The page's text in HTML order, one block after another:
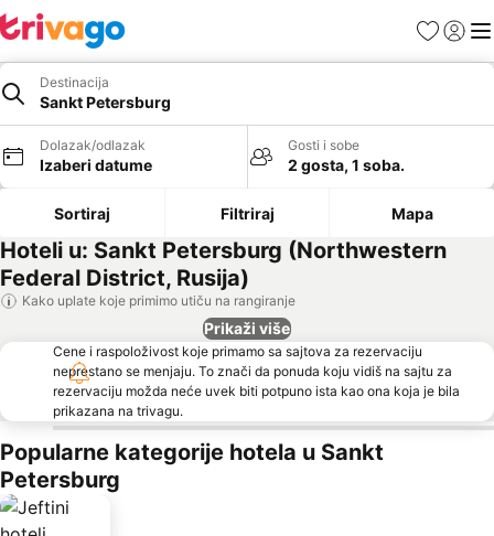
FavoritiPrijavi
Destinacija
Sankt Petersburg
Dolazak/odlazak
Izaberi datume
Gosti i sobe
2 gosta, 1 soba.
Sortiraj Filtriraj Mapa
Hoteli u: Sankt Petersburg (Northwestern
Federal District, Rusija)
Kako uplate koje primimo utiču na rangiranje
Prikaži više
Cene i raspoloživost koje primamo sa sajtova za rezervaciju
neprestano se menjaju. To znači da ponuda koju vidiš na sajtu za
rezervaciju možda neće uvek biti potpuno ista kao ona koja je bila
prikazana na trivagu.
Popularne kategorije hotela u Sankt
Petersburg